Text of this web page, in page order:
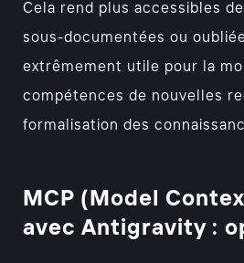
Cela rend plus accessibles
sous-documentées ou
extrêmement utile pour la
compétences de nouvelles
formalisation des
MCP (Model
avec Antigravity :